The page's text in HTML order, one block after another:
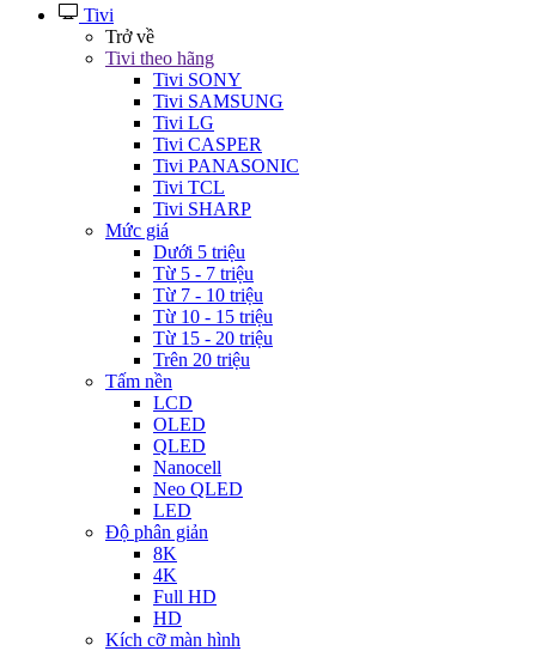
Tivi
Trở về
Tivi theo hãng
Tivi SONY
Tivi SAMSUNG
Tivi LG
Tivi CASPER
Tivi PANASONIC
Tivi TCL
Tivi SHARP
Mức giá
Dưới 5 triệu
Từ 5 - 7 triệu
Từ 7 - 10 triệu
Từ 10 - 15 triệu
Từ 15 - 20 triệu
Trên 20 triệu
Tấm nền
LCD
OLED
QLED
Nanocell
Neo QLED
LED
Độ phân giản
8K
4K
Full HD
HD
Kích cỡ màn hình